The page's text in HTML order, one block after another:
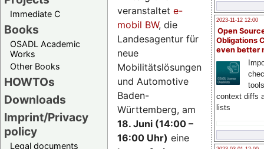
Immediate C
Books
OSADL Academic
Works
Other Books
HOWTOs
Downloads
Imprint/Privacy
policy
Legal documents
2023-11-12 12:00
Open
Obligations
even better
context diffs
lists
veranstaltet e-
mobil BW, die
Landesagentur für
neue
Mobilitätslösungen
und Automotive
Baden-
Württemberg, am
18. Juni (14:00 –
16:00 Uhr) eine